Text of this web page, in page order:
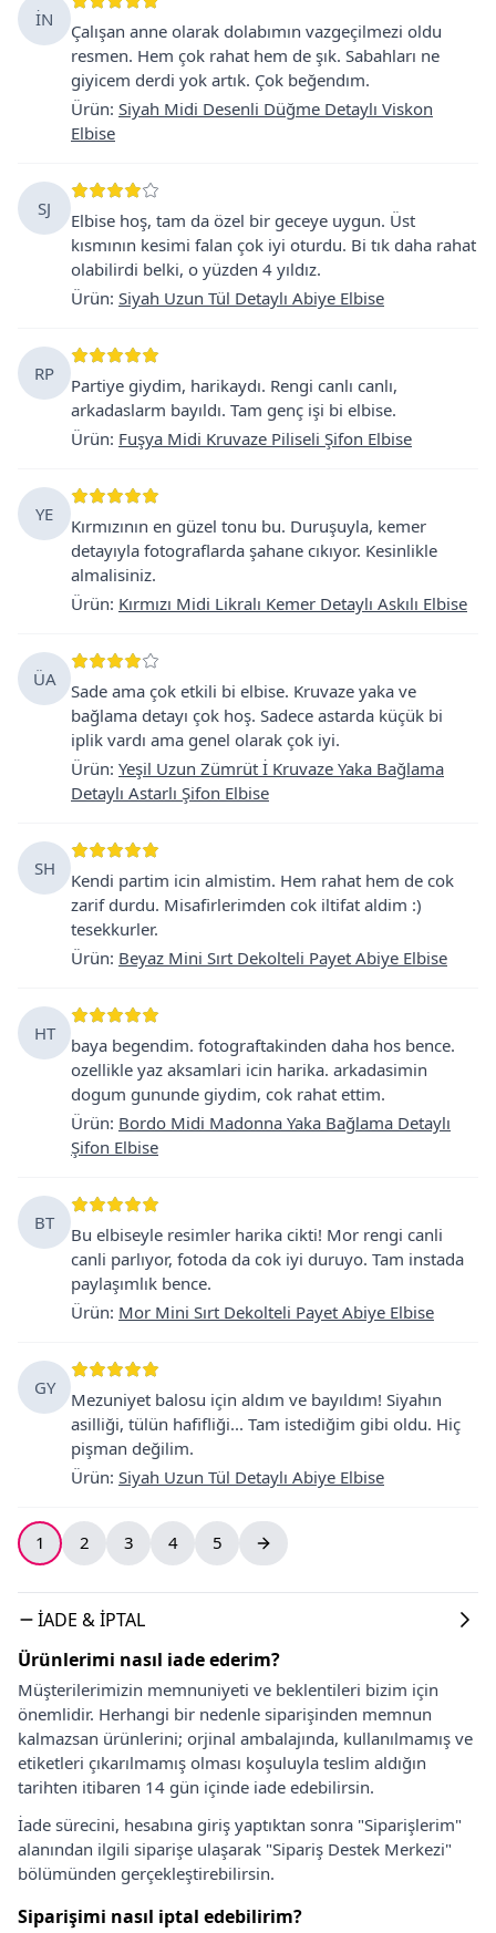
İN
Çalışan anne olarak dolabımın vazgeçilmezi oldu
resmen. Hem çok rahat hem de şık. Sabahları ne
giyicem derdi yok artık. Çok beğendım.
Ürün: Siyah Midi Desenli Düğme Detaylı Viskon
Elbise
SJ
Elbise hoş, tam da özel bir geceye uygun. Üst
kısmının kesimi falan çok iyi oturdu. Bi tık daha rahat
olabilirdi belki, o yüzden 4 yıldız.
Ürün: Siyah Uzun Tül Detaylı Abiye Elbise
RP
Partiye giydim, harikaydı. Rengi canlı canlı,
arkadaslarm bayıldı. Tam genç işi bi elbise.
Ürün: Fuşya Midi Kruvaze Piliseli Şifon Elbise
YE
Kırmızının en güzel tonu bu. Duruşuyla, kemer
detayıyla fotograflarda şahane cıkıyor. Kesinlikle
almalisiniz.
Ürün: Kırmızı Midi Likralı Kemer Detaylı Askılı Elbise
ÜA
Sade ama çok etkili bi elbise. Kruvaze yaka ve
bağlama detayı çok hoş. Sadece astarda küçük bi
iplik vardı ama genel olarak çok iyi.
Ürün: Yeşil Uzun Zümrüt İ Kruvaze Yaka Bağlama
Detaylı Astarlı Şifon Elbise
SH
Kendi partim icin almistim. Hem rahat hem de cok
zarif durdu. Misafirlerimden cok iltifat aldim :)
tesekkurler.
Ürün: Beyaz Mini Sırt Dekolteli Payet Abiye Elbise
HT
baya begendim. fotograftakinden daha hos bence.
ozellikle yaz aksamlari icin harika. arkadasimin
dogum gununde giydim, cok rahat ettim.
Ürün: Bordo Midi Madonna Yaka Bağlama Detaylı
Şifon Elbise
BT
Bu elbiseyle resimler harika cikti! Mor rengi canli
canli parlıyor, fotoda da cok iyi duruyo. Tam instada
paylaşımlık bence.
Ürün: Mor Mini Sırt Dekolteli Payet Abiye Elbise
GY
Mezuniyet balosu için aldım ve bayıldım! Siyahın
asilliği, tülün hafifliği... Tam istediğim gibi oldu. Hiç
pişman değilim.
Ürün: Siyah Uzun Tül Detaylı Abiye Elbise
1 2 3 4 5
İADE & İPTAL
Ürünlerimi nasıl iade ederim?
Müşterilerimizin memnuniyeti ve beklentileri bizim için
önemlidir. Herhangi bir nedenle siparişinden memnun
kalmazsan ürünlerini; orjinal ambalajında, kullanılmamış ve
etiketleri çıkarılmamış olması koşuluyla teslim aldığın
tarihten itibaren 14 gün içinde iade edebilirsin.
İade sürecini, hesabına giriş yaptıktan sonra "Siparişlerim"
alanından ilgili siparişe ulaşarak "Sipariş Destek Merkezi"
bölümünden gerçekleştirebilirsin.
Siparişimi nasıl iptal edebilirim?